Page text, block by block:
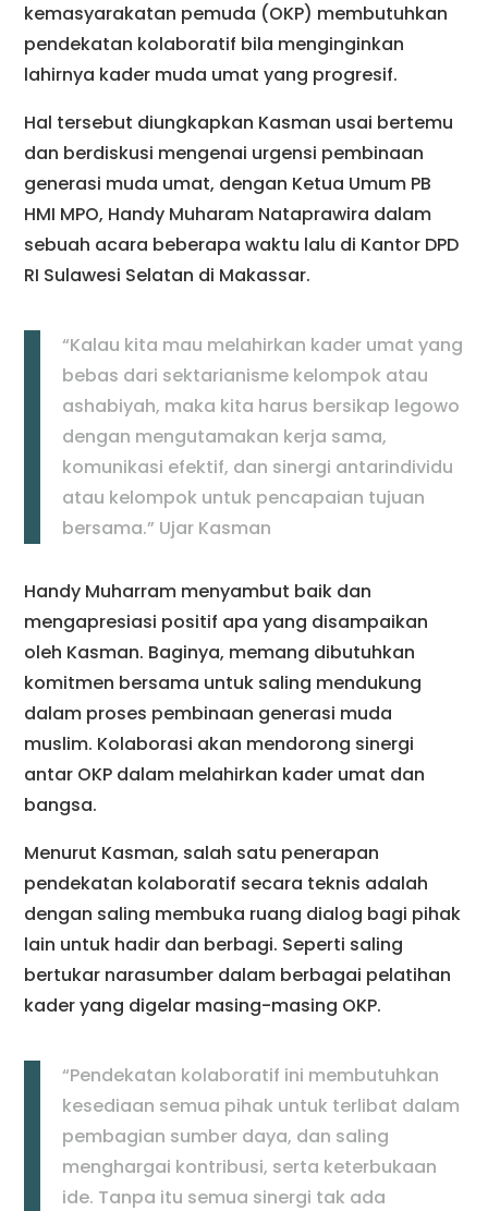
kemasyarakatan pemuda (OKP) membutuhkan
pendekatan kolaboratif bila menginginkan
lahirnya kader muda umat yang progresif.
Hal tersebut diungkapkan Kasman usai bertemu
dan berdiskusi mengenai urgensi pembinaan
generasi muda umat, dengan Ketua Umum PB
HMI MPO, Handy Muharam Nataprawira dalam
sebuah acara beberapa waktu lalu di Kantor DPD
RI Sulawesi Selatan di Makassar.
“Kalau kita mau melahirkan kader umat yang
bebas dari sektarianisme kelompok atau
ashabiyah, maka kita harus bersikap legowo
dengan mengutamakan kerja sama,
komunikasi efektif, dan sinergi antarindividu
atau kelompok untuk pencapaian tujuan
bersama.” Ujar Kasman
Handy Muharram menyambut baik dan
mengapresiasi positif apa yang disampaikan
oleh Kasman. Baginya, memang dibutuhkan
komitmen bersama untuk saling mendukung
dalam proses pembinaan generasi muda
muslim. Kolaborasi akan mendorong sinergi
antar OKP dalam melahirkan kader umat dan
bangsa.
Menurut Kasman, salah satu penerapan
pendekatan kolaboratif secara teknis adalah
dengan saling membuka ruang dialog bagi pihak
lain untuk hadir dan berbagi. Seperti saling
bertukar narasumber dalam berbagai pelatihan
kader yang digelar masing-masing OKP.
“Pendekatan kolaboratif ini membutuhkan
kesediaan semua pihak untuk terlibat dalam
pembagian sumber daya, dan saling
menghargai kontribusi, serta keterbukaan
ide. Tanpa itu semua sinergi tak ada